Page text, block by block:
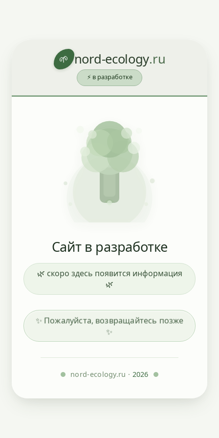
🌱 nord-ecology.ru
⚡ в разработке
Сайт в разработке
🌿 скоро здесь появится информация
🌿
✨ Пожалуйста, возвращайтесь позже
✨
nord-ecology.ru · 2026